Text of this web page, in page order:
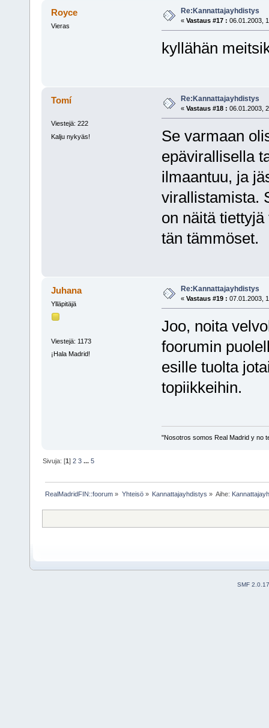
Royce
Vieras
Re:Kannattajayhdistys
« Vastaus #17 : 06.01.2003,
kyllähän
Tomí
Viestejä: 222
Kalju nykyäs!
Re:Kannattajayhdistys
« Vastaus #18 : 06.01.2003,
Se varmaan
epävirallisella
ilmaantuu, ja
virallistamista.
on näitä
tän tämmöset.
Juhana
Ylläpitäjä
Viestejä: 1173
¡Hala Madrid!
Re:Kannattajayhdistys
« Vastaus #19 : 07.01.2003,
Joo, noita
foorumin
esille tuolta
topiikkeihin.
"Nosotros somos Real Madrid y no
Sivuja: [1]2 3 ...5
RealMadridFIN::foorum » Yhteisö» Kannattajayhdistys » Aihe:
SMF 2.0.17